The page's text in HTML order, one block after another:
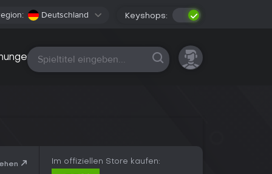
Deutschland Keyshops:
Alle Plattformen
Im offiziellen Store kaufen: